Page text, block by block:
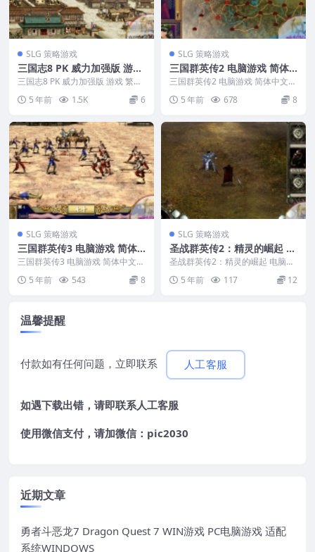
SLG 策略游戏
三国志8 PK 威力加强版 游戏
繁体中文版 支援win10 win7
三国志8 PK 威力加强版 游戏 繁体
号...5 年前 1.5K 6
SLG 策略游戏
三国群英传2 电脑游戏 简体
中文版 支援win10 win7
三国群英传2 电脑游戏 简体中文版
5 年前 678 8
SLG 策略游戏
三国群英传3 电脑游戏 简体
中文版 支援win10 win7
三国群英传3 电脑游戏 简体中文版
5 年前 543 8
SLG 策略游戏
圣战群英传2：精灵的崛起 电
脑游戏 简体中文版 支援win1
1 win10 win7
圣战群英传2：精灵的崛起 电脑游
戏 简体中文版 支援win11 win10
wi...5 年前 117 12
温馨提醒
付款如有任何问题，立即联系 人工客服
如遇下载出错，请即联系人工客服
使用微信支付，请加微信：pic2030
近期文章
勇者斗恶龙7 Dragon Quest 7 WIN游戏 PC电脑游戏 适配
系统WINDOWS